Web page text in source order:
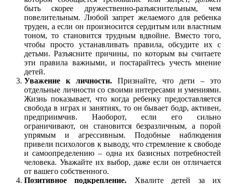
быть скорее дружественно-разъяснительным, чем
повелительным. Любой запрет желаемого для ребенка
труден, а если он произносится сердитым или властным
тоном, то становится трудным вдвойне. Вместо того,
чтобы просто устанавливать правила, обсудите их с
детьми. Разъясните причины, по которым вы считаете
эти правила важными, и постарайтесь учесть мнение
детей.
Уважение к личности. Признайте, что дети – это
отдельные личности со своими интересами и умениями.
Жизнь показывает, что когда ребенку предоставляется
свобода в играх и занятиях, то он бывает бодр, активен,
предприимчив. Наоборот, если его сильно
ограничивают, он становится безразличным, а порой
упрямым и агрессивным. Подобные наблюдения
привели психологов к выводу, что стремление к свободе
и самоопределению – одна их базисных потребностей
человека. Уважайте их выбор, даже если он отличается
от вашего собственного.
Позитивное подкрепление. Хвалите детей за их